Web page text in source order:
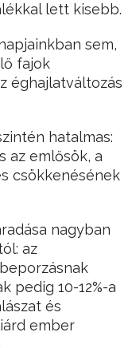
lett kisebb.
sem,
fajok
éghajlatváltozás
hatalmas:
az emlősök, a
csökkenésének
nagyban
az
pedig 10-12%-a
és
ember